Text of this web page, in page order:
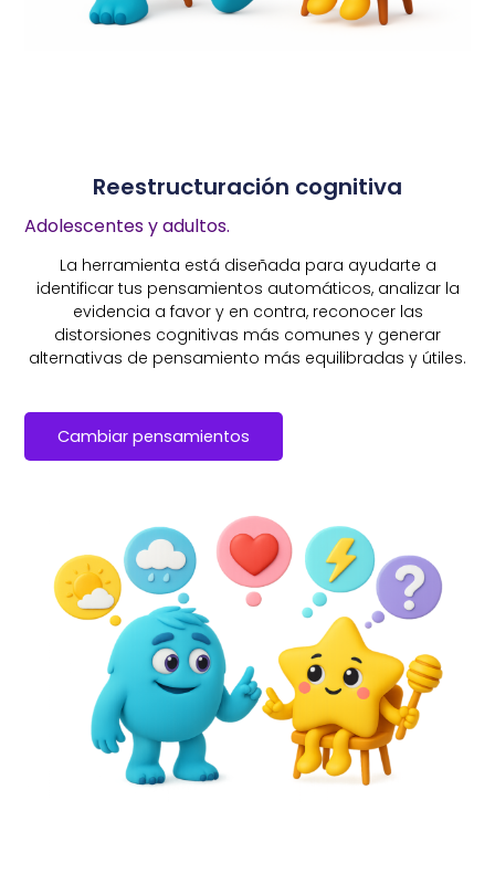
Reestructuración cognitiva
Adolescentes y adultos.
La herramienta está diseñada para ayudarte a
identificar tus pensamientos automáticos, analizar la
evidencia a favor y en contra, reconocer las
distorsiones cognitivas más comunes y generar
alternativas de pensamiento más equilibradas y útiles.
Cambiar pensamientos